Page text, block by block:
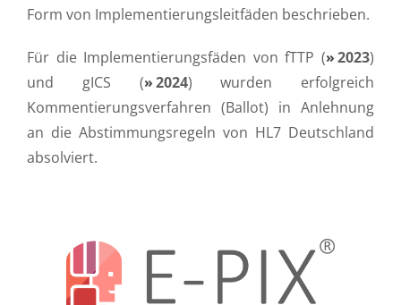
Form von Implementierungsleitfäden beschrieben.
Für die Implementierungsfäden von fTTP ( 2023)
und gICS (
2024) wurden erfolgreich
Kommentierungsverfahren (Ballot) in Anlehnung
an die Abstimmungsregeln von HL7 Deutschland
absolviert.